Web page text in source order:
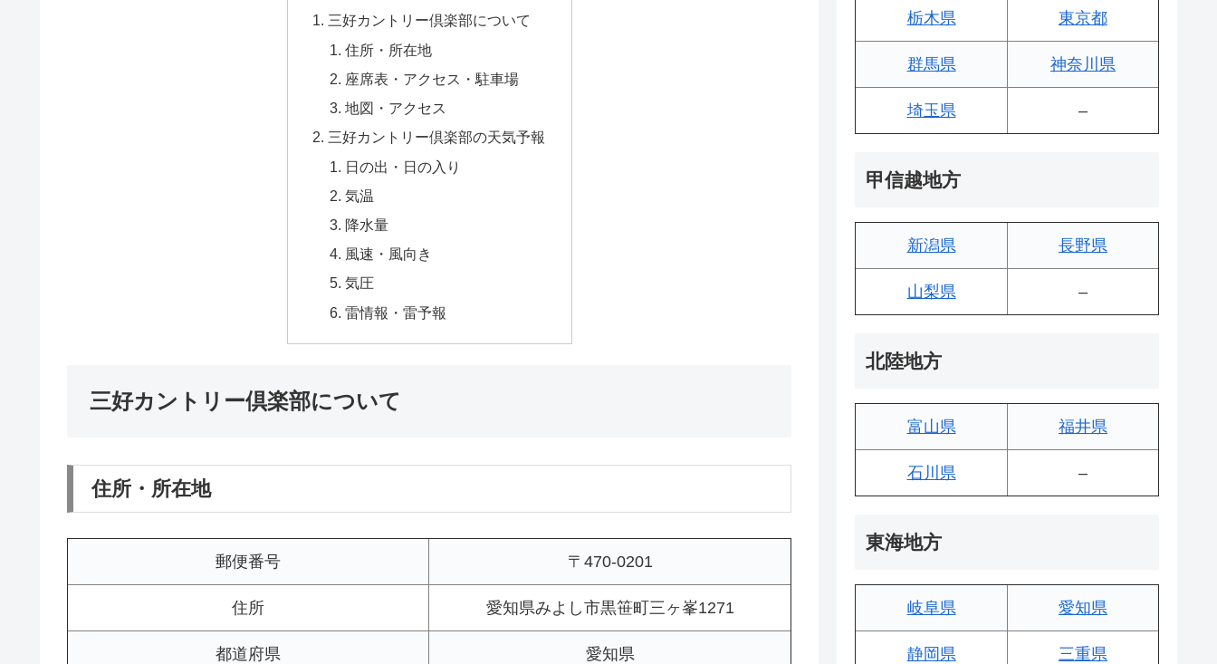
三好カントリー倶楽部について
住所・所在地
座席表・アクセス・駐車場
地図・アクセス
三好カントリー倶楽部の天気予報
日の出・日の入り
気温
降水量
風速・風向き
気圧
雷情報・雷予報
三好カントリー倶楽部について
住所・所在地
郵便番号 〒470-0201
住所 愛知県みよし市黒笹町三ヶ峯1271
都道府県 愛知県
栃木県 東京都
群馬県 神奈川県
埼玉県 –
甲信越地方
新潟県 長野県
山梨県 –
北陸地方
富山県 福井県
石川県 –
東海地方
岐阜県 愛知県
静岡県 三重県